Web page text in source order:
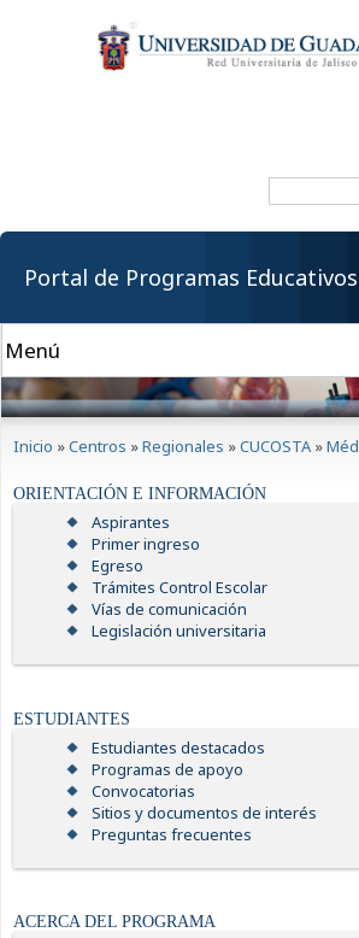
contenido
principal
Buscar
Portal de Programas
Inicio »Centros »Regionales »CUCOSTA »
ORIENTACIÓN E INFORMACIÓN
Aspirantes
Primer ingreso
Egreso
Trámites Control Escolar
Vías de comunicación
Legislación universitaria
ESTUDIANTES
Estudiantes destacados
Programas de apoyo
Convocatorias
Sitios y documentos de interés
Preguntas frecuentes
ACERCA DEL PROGRAMA